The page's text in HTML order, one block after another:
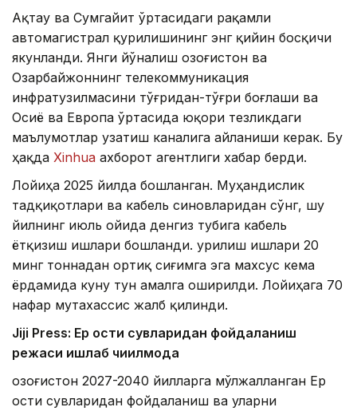
Ақтау ва Сумгайит ўртасидаги рақамли
автомагистрал қурилишининг энг қийин босқичи
якунланди. Янги йўналиш Қозоғистон ва
Озарбайжоннинг телекоммуникация
инфратузилмасини тўғридан-тўғри боғлаши ва
Осиё ва Европа ўртасида юқори тезликдаги
маълумотлар узатиш каналига айланиши керак. Бу
ҳақда Xinhua ахборот агентлиги хабар берди.
Лойиҳа 2025 йилда бошланган. Муҳандислик
тадқиқотлари ва кабель синовларидан сўнг, шу
йилнинг июль ойида денгиз тубига кабель
ётқизиш ишлари бошланди. Қурилиш ишлари 20
минг тоннадан ортиқ сиғимга эга махсус кема
ёрдамида куну тун амалга оширилди. Лойиҳага 70
нафар мутахассис жалб қилинди.
Jiji Press: Ер ости сувларидан фойдаланиш
режаси ишлаб чиқилмоқда
Қозоғистон 2027-2040 йилларга мўлжалланган Ер
ости сувларидан фойдаланиш ва уларни